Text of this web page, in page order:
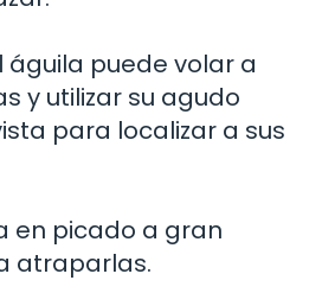
águila puede volar a
y utilizar su agudo
para localizar a sus
en picado a gran
atraparlas.